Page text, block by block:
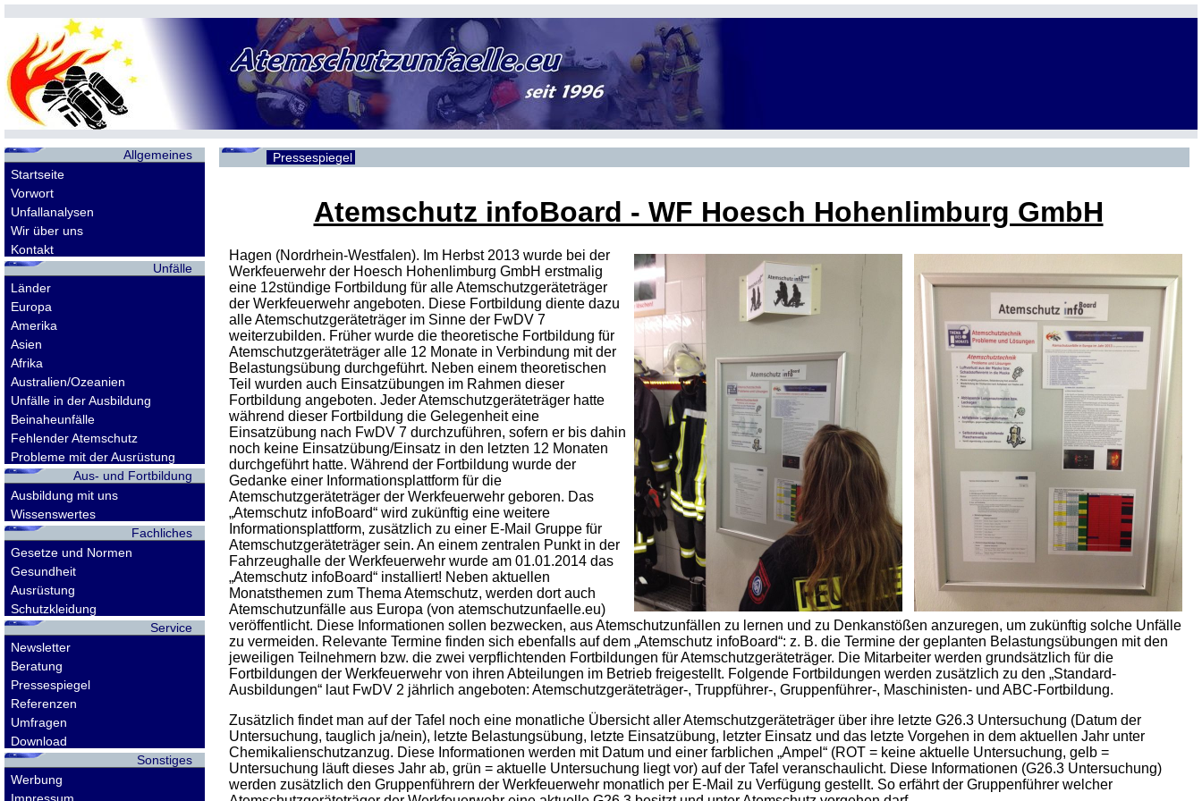
Allgemeines
Startseite
Vorwort
Unfallanalysen
Wir über uns
Kontakt
Unfälle
Länder
Europa
Amerika
Asien
Afrika
Australien/Ozeanien
Unfälle in der Ausbildung
Beinaheunfälle
Fehlender Atemschutz
Probleme mit der Ausrüstung
Aus- und Fortbildung
Ausbildung mit uns
Wissenswertes
Fachliches
Gesetze und Normen
Gesundheit
Ausrüstung
Schutzkleidung
Service
Newsletter
Beratung
Pressespiegel
Referenzen
Umfragen
Download
Sonstiges
Werbung
Pressespiegel
Atemschutz infoBoard - WF Hoesch Hohenlimburg GmbH
Hagen (Nordrhein-Westfalen). Im Herbst 2013 wurde bei der
Werkfeuerwehr der Hoesch Hohenlimburg GmbH erstmalig
eine 12stündige Fortbildung für alle Atemschutzgeräteträger
der Werkfeuerwehr angeboten. Diese Fortbildung diente dazu
alle Atemschutzgeräteträger im Sinne der FwDV 7
weiterzubilden. Früher wurde die theoretische Fortbildung für
Atemschutzgeräteträger alle 12 Monate in Verbindung mit der
Belastungsübung durchgeführt. Neben einem theoretischen
Teil wurden auch Einsatzübungen im Rahmen dieser
Fortbildung angeboten. Jeder Atemschutzgeräteträger hatte
während dieser Fortbildung die Gelegenheit eine
Einsatzübung nach FwDV 7 durchzuführen, sofern er bis dahin
noch keine Einsatzübung/Einsatz in den letzten 12 Monaten
durchgeführt hatte. Während der Fortbildung wurde der
Gedanke einer Informationsplattform für die
Atemschutzgeräteträger der Werkfeuerwehr geboren. Das
„Atemschutz infoBoard“ wird zukünftig eine weitere
Informationsplattform, zusätzlich zu einer E-Mail Gruppe für
Atemschutzgeräteträger sein. An einem zentralen Punkt in der
Fahrzeughalle der Werkfeuerwehr wurde am 01.01.2014 das
„Atemschutz infoBoard“ installiert! Neben aktuellen
Monatsthemen zum Thema Atemschutz, werden dort auch
Atemschutzunfälle aus Europa (von atemschutzunfaelle.eu)
veröffentlicht. Diese Informationen sollen bezwecken, aus Atemschutzunfällen zu lernen und zu Denkanstößen anzuregen, um zukünftig solche Unfälle
zu vermeiden. Relevante Termine finden sich ebenfalls auf dem „Atemschutz infoBoard“: z. B. die Termine der geplanten Belastungsübungen mit den
jeweiligen Teilnehmern bzw. die zwei verpflichtenden Fortbildungen für Atemschutzgeräteträger. Die Mitarbeiter werden grundsätzlich für die
Fortbildungen der Werkfeuerwehr von ihren Abteilungen im Betrieb freigestellt. Folgende Fortbildungen werden zusätzlich zu den „Standard-
Ausbildungen“ laut FwDV 2 jährlich angeboten: Atemschutzgeräteträger-, Truppführer-, Gruppenführer-, Maschinisten- und ABC-Fortbildung.
Zusätzlich findet man auf der Tafel noch eine monatliche Übersicht aller Atemschutzgeräteträger über ihre letzte G26.3 Untersuchung (Datum der
Untersuchung, tauglich ja/nein), letzte Belastungsübung, letzte Einsatzübung, letzter Einsatz und das letzte Vorgehen in dem aktuellen Jahr unter
Chemikalienschutzanzug. Diese Informationen werden mit Datum und einer farblichen „Ampel“ (ROT = keine aktuelle Untersuchung, gelb =
Untersuchung läuft dieses Jahr ab, grün = aktuelle Untersuchung liegt vor) auf der Tafel veranschaulicht. Diese Informationen (G26.3 Untersuchung)
werden zusätzlich den Gruppenführern der Werkfeuerwehr monatlich per E-Mail zu Verfügung gestellt. So erfährt der Gruppenführer welcher